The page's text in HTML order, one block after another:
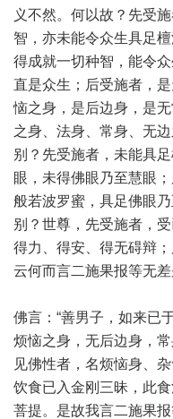
义不然。何以故？先受
智，亦未能令众生具足
得成就一切种智，能令
直是众生；后受施者，
恼之身，是后边身，是
之身、法身、常身、无
别？先受施者，未能具
眼，未得佛眼乃至慧眼
般若波罗蜜，具足佛眼
别？世尊，先受施者，
得力、得安、得无碍辩
云何而言二施果报等无差
佛言：“善男子，如来已
烦恼之身，无后边身，
见佛性者，名烦恼身、
饮食已入金刚三昧，此
菩提。是故我言二施果